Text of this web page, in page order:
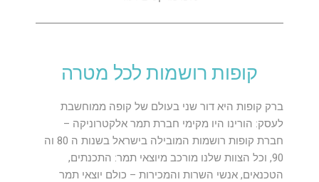
קופות רושמות לכל מטרה
ברק קופות היא דור שני בעולם של קופה ממוחשבת
לעסק: הורינו היו מקימי חברת תמר אלקטרוניקה –
חברת קופות רושמות המובילה בישראל בשנות ה 80 וה
90, וכל הצוות שלנו מורכב מיוצאי תמר: התכנתים,
הטכנאים, אנשי השרות והמכירות – כולם יוצאי תמר